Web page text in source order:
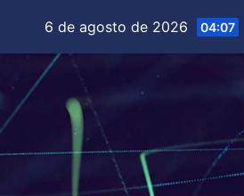
contenido
6 de agosto de 2026 04:07